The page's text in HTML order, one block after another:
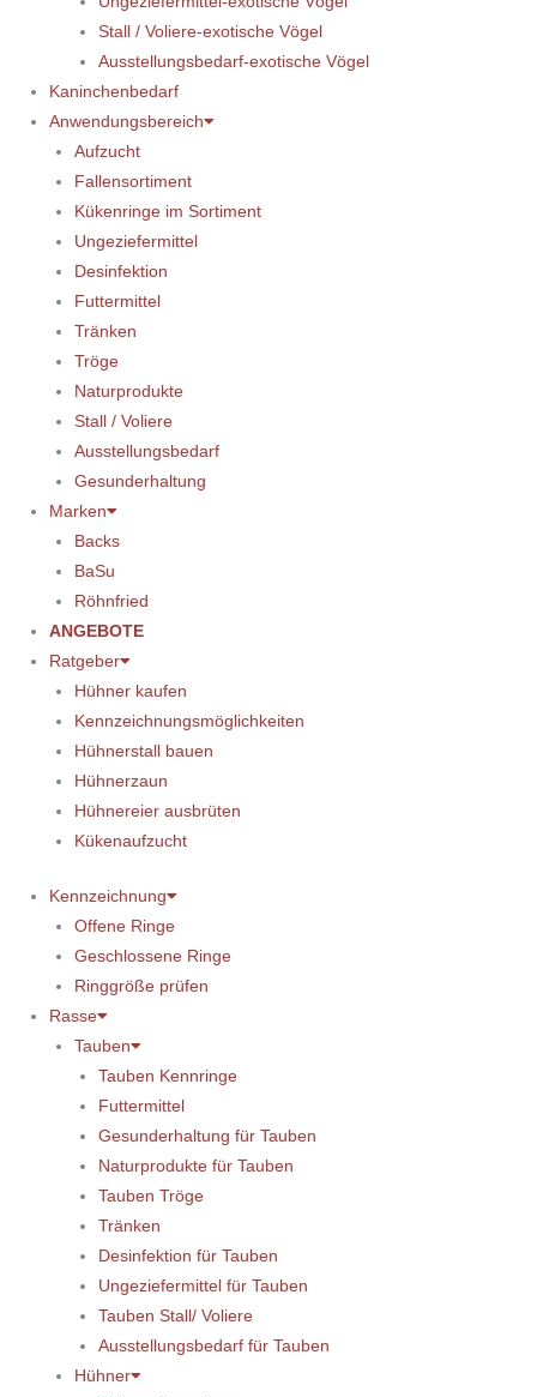
Stall / Voliere-exotische Vögel
Ausstellungsbedarf-exotische Vögel
Kaninchenbedarf
Anwendungsbereich
Aufzucht
Fallensortiment
Kükenringe im Sortiment
Ungeziefermittel
Desinfektion
Futtermittel
Tränken
Tröge
Naturprodukte
Stall / Voliere
Ausstellungsbedarf
Gesunderhaltung
Marken
Backs
BaSu
Röhnfried
ANGEBOTE
Ratgeber
Hühner kaufen
Kennzeichnungsmöglichkeiten
Hühnerstall bauen
Hühnerzaun
Hühnereier ausbrüten
Kükenaufzucht
Kennzeichnung
Offene Ringe
Geschlossene Ringe
Ringgröße prüfen
Rasse
Tauben
Tauben Kennringe
Futtermittel
Gesunderhaltung für Tauben
Naturprodukte für Tauben
Tauben Tröge
Tränken
Desinfektion für Tauben
Ungeziefermittel für Tauben
Tauben Stall/ Voliere
Ausstellungsbedarf für Tauben
Hühner